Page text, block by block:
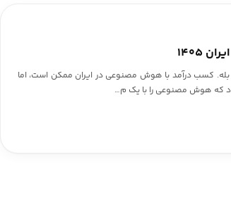
کسب درآمد با هوش مصنوعی در ایران ممکن است، اما
که هوش مصنوعی را با یک م…